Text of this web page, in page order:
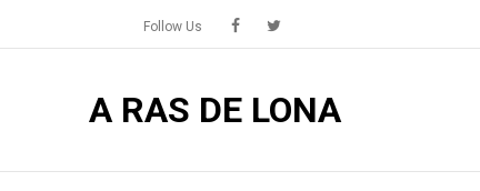
Follow Us
A RAS DE LONA